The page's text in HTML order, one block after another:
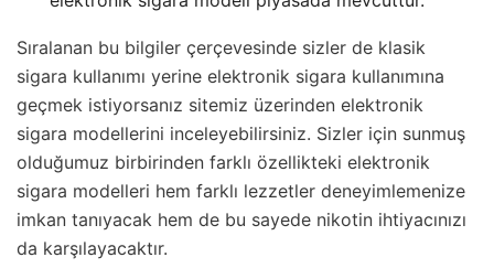
Sıralanan bu bilgiler çerçevesinde sizler de klasik
sigara kullanımı yerine elektronik sigara kullanımına
geçmek istiyorsanız sitemiz üzerinden elektronik
sigara modellerini inceleyebilirsiniz. Sizler için sunmuş
olduğumuz birbirinden farklı özellikteki elektronik
sigara modelleri hem farklı lezzetler deneyimlemenize
imkan tanıyacak hem de bu sayede nikotin ihtiyacınızı
da karşılayacaktır.